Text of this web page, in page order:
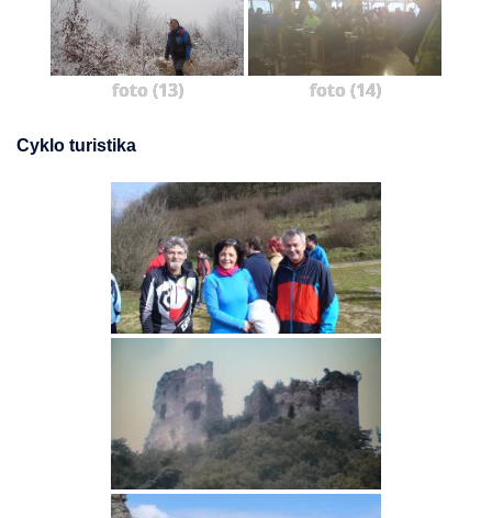
foto (13) foto (14)
Cyklo turistika